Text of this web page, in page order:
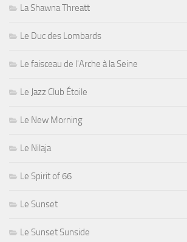
La Shawna Threatt
Le Duc des Lombards
Le faisceau de l'Arche à la Seine
Le Jazz Club Étoile
Le New Morning
Le Nilaja
Le Spirit of 66
Le Sunset
Le Sunset Sunside